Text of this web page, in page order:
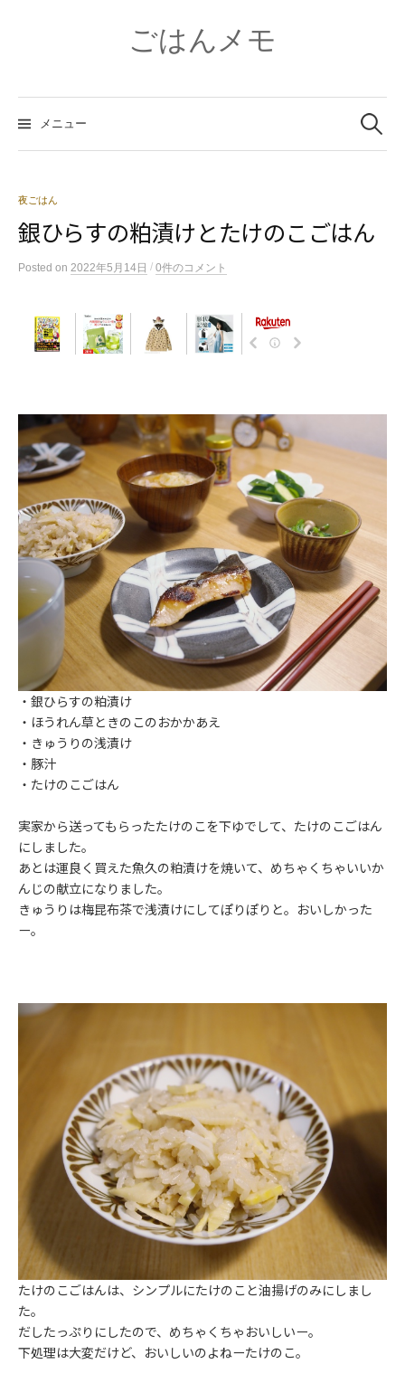
ス
キ
プ
ごはんメモ
メニュー
索:
夜ごはん
銀ひらすの粕漬けとたけのこごはん
Posted on 2022年5月14日 / 0件のコメント
・銀ひらすの粕漬け
・ほうれん草ときのこのおかかあえ
・きゅうりの浅漬け
・豚汁
・たけのこごはん
実家から送ってもらったたけのこを下ゆでして、たけのこごはん
にしました。
あとは運良く買えた魚久の粕漬けを焼いて、めちゃくちゃいいか
んじの献立になりました。
きゅうりは梅昆布茶で浅漬けにしてぽりぽりと。おいしかった
ー。
たけのこごはんは、シンプルにたけのこと油揚げのみにしまし
た。
だしたっぷりにしたので、めちゃくちゃおいしいー。
下処理は大変だけど、おいしいのよねーたけのこ。